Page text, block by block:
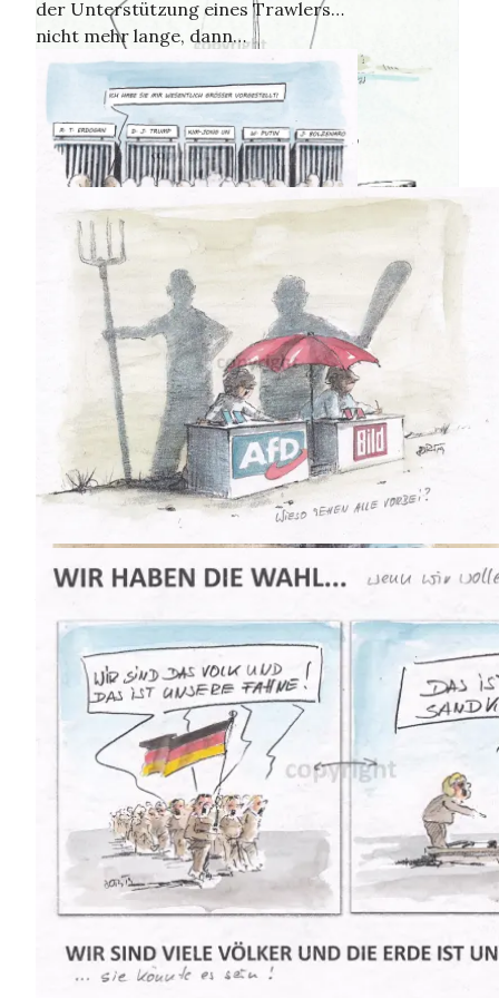
Die Seelenfänger…
… aber nicht auf ein Land, in
das Du ohne dein Zutun
Da bleibt mir das Lachen im
Halse stecken!!! #trump
#grönland #dänemark
#landkauf #größenwahn
#weltherrschaftderidioten
#sandkastenspiele
der Unterstützung eines Trawlers…
nicht mehr lange, dann…
Testosteron-Show
Man kann ihn nicht ernst nehmen
Cartoon
In der Geschichte wiederholt sich vieles…